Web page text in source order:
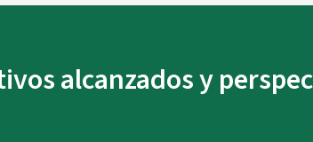
e prospettive future
alcanzados y